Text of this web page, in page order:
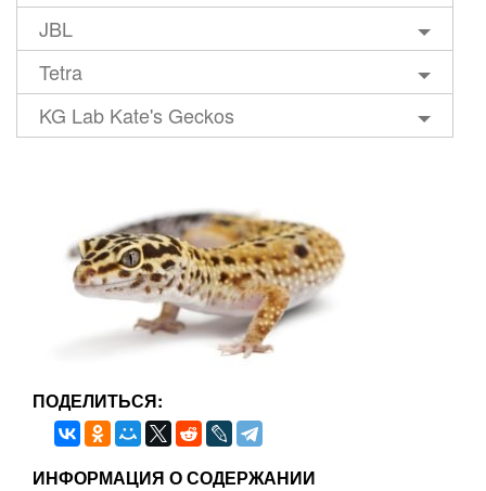
JBL
Tetra
KG Lab Kate's Geckos
ПОДЕЛИТЬСЯ:
ИНФОРМАЦИЯ О СОДЕРЖАНИИ